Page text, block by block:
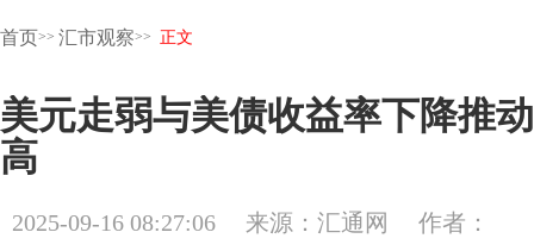
首页>> 汇市观察>> 正文
美元走弱与美债收益率下降推
高
2025-09-16 08:27:06 来源：汇通网 作者：